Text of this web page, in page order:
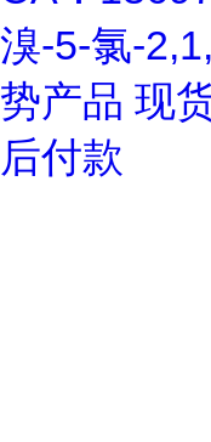
溴-5-氯-
势产品 现
后付款